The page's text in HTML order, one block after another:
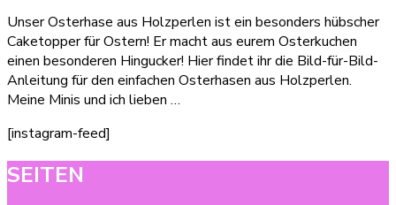
Osterhase
aus
Holzperlen
–
Ostern
Unser Osterhase aus Holzperlen ist ein besonders hübscher
Caketopper für Ostern! Er macht aus eurem Osterkuchen
einen besonderen Hingucker! Hier findet ihr die Bild-für-Bild-
Anleitung für den einfachen Osterhasen aus Holzperlen.
Meine Minis und ich lieben …
[instagram-feed]
SEITEN